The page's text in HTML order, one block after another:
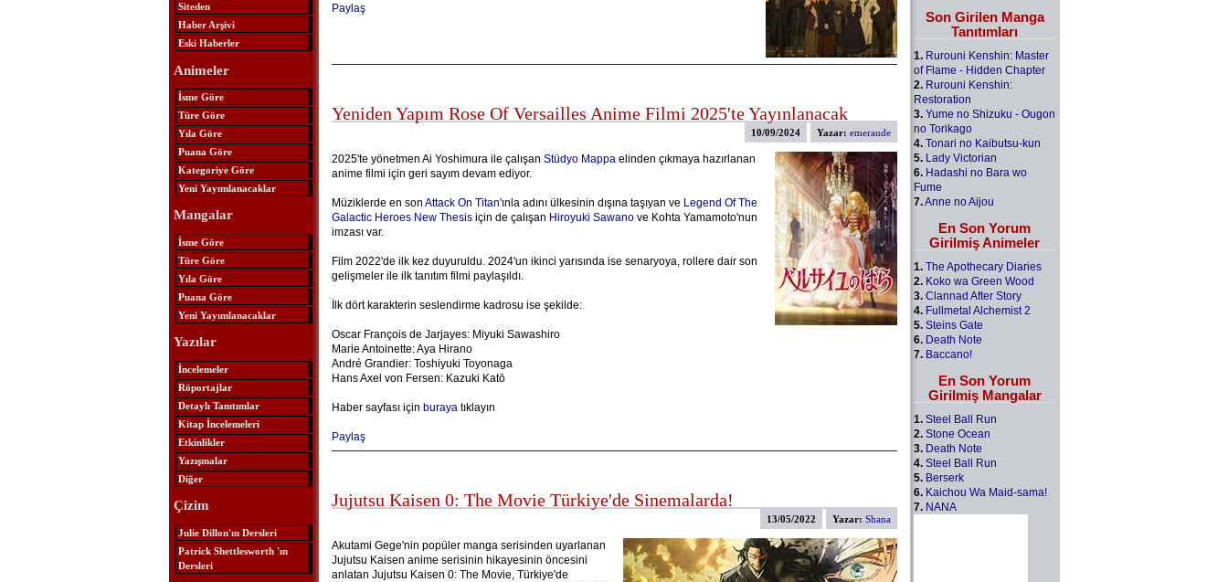
Siteden
Haber Arşivi
Eski Haberler
Animeler
İsme Göre
Türe Göre
Yıla Göre
Puana Göre
Kategoriye Göre
Yeni Yayımlanacaklar
Mangalar
İsme Göre
Türe Göre
Yıla Göre
Puana Göre
Yeni Yayımlanacaklar
Yazılar
İncelemeler
Röportajlar
Detaylı Tanıtımlar
Kitap İncelemeleri
Etkinlikler
Yazışmalar
Diğer
Çizim
Julie Dillon'ın Dersleri
Patrick Shettlesworth 'ın
Dersleri
Paylaş
Yeniden Yapım Rose Of Versailles Anime Filmi 2025'te Yayınlanacak
Yazar: emeraude
10/09/2024
2025'te yönetmen Ai Yoshimura ile çalışan Stüdyo Mappaelinden çıkmaya hazırlanan
anime filmi için geri sayım devam ediyor.
Müziklerde en son Attack On Titan'ınla adını ülkesinin dışına taşıyan ve Legend Of The
Galactic Heroes New Thesisiçin de çalışan Hiroyuki Sawanove Kohta Yamamoto'nun
imzası var.
Film 2022'de ilk kez duyuruldu. 2024'un ikinci yarısında ise senaryoya, rollere dair son
gelişmeler ile ilk tanıtım filmi paylaşıldı.
İlk dört karakterin seslendirme kadrosu ise şekilde:
Oscar François de Jarjayes: Miyuki Sawashiro
Marie Antoinette: Aya Hirano
André Grandier: Toshiyuki Toyonaga
Hans Axel von Fersen: Kazuki Katō
Haber sayfası için burayatıklayın
Paylaş
Jujutsu Kaisen 0: The Movie Türkiye'de Sinemalarda!
Yazar: Shana
13/05/2022
Akutami Gege'nin popüler manga serisinden uyarlanan
Jujutsu Kaisen anime serisinin hikayesinin öncesini
anlatan Jujutsu Kaisen 0: The Movie, Türkiye'de
Son Girilen Manga
Tanıtımları
1. Rurouni Kenshin: Master
of Flame - Hidden Chapter
2. Rurouni Kenshin:
Restoration
3. Yume no Shizuku - Ougon
no Torikago
4. Tonari no Kaibutsu-kun
5. Lady Victorian
6. Hadashi no Bara wo
Fume
7.Anne no Aijou
En Son Yorum
Girilmiş Animeler
1. The Apothecary Diaries
2. Koko wa Green Wood
3. Clannad After Story
4. Fullmetal Alchemist 2
5. Steins Gate
6. Death Note
7. Baccano!
En Son Yorum
Girilmiş Mangalar
1. Steel Ball Run
2. Stone Ocean
3. Death Note
4. Steel Ball Run
5. Berserk
6. Kaichou Wa Maid-sama!
7. NANA